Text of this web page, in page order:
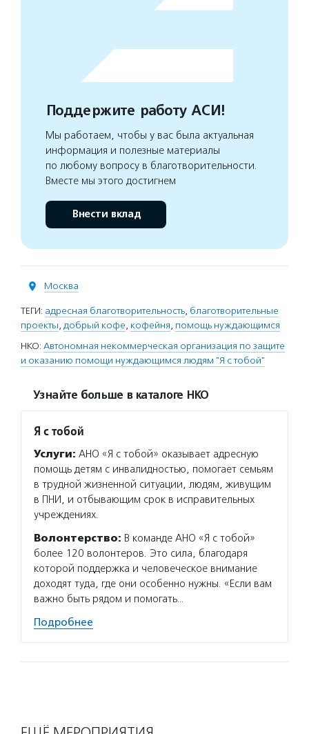
Поддержите работу АСИ!
Мы работаем, чтобы у вас была актуальная
информация и полезные материалы
по любому вопросу в благотворительности.
Вместе мы этого достигнем
Внести вклад
Москва
ТЕГИ: адресная благотворительность, благотворительные
проекты, добрый кофе, кофейня, помощь нуждающимся
НКО: Автономная некоммерческая организация по защите
и оказанию помощи нуждающимся людям "Я с тобой"
Узнайте больше в каталоге НКО
Я с тобой
Услуги: АНО «Я с тобой» оказывает адресную
помощь детям с инвалидностью, помогает семьям
в трудной жизненной ситуации, людям, живущим
в ПНИ, и отбывающим срок в исправительных
учреждениях.
Волонтерство: В команде АНО «Я с тобой»
более 120 волонтеров. Это сила, благодаря
которой поддержка и человеческое внимание
доходят туда, где они особенно нужны. «Если вам
важно быть рядом и помогать…
Подробнее